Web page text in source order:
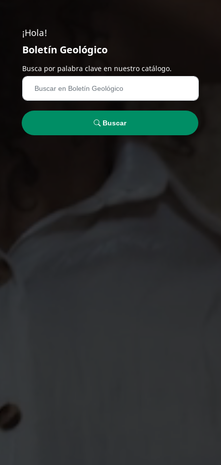
¡Hola!
Boletín Geológico
Busca por palabra clave en nuestro catálogo.
Buscar